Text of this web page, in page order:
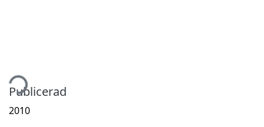
Publicerad
2010